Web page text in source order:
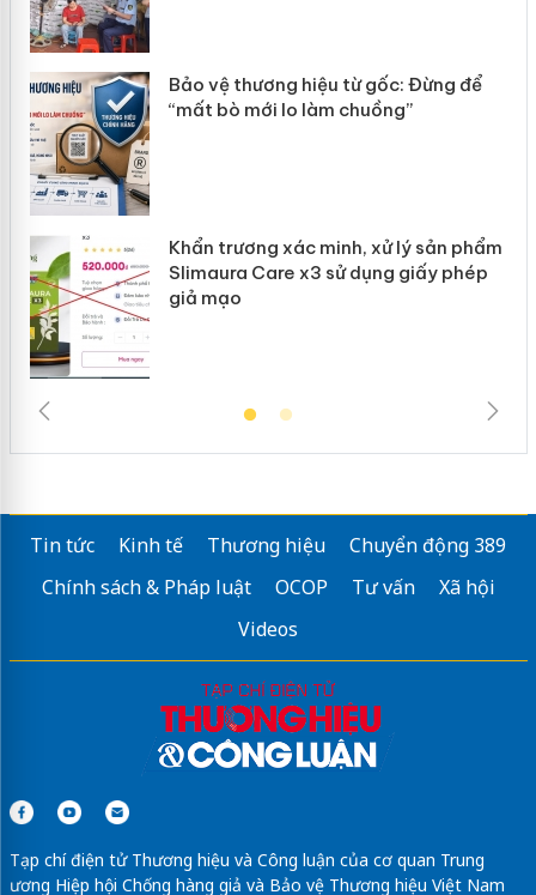
Bảo vệ thương hiệu từ gốc: Đừng để
“mất bò mới lo làm chuồng”
Khẩn trương xác minh, xử lý sản phẩm
Slimaura Care x3 sử dụng giấy phép
giả mạo
Tin tức Kinh tế Thương hiệu
Chuyển động 389
Chính sách & Pháp luật
OCOP Tư vấn
Xã hội
Videos
Tạp chí điện tử Thương hiệu và Công luận của cơ quan Trung
ương Hiệp hội Chống hàng giả và Bảo vệ Thương hiệu Việt Nam